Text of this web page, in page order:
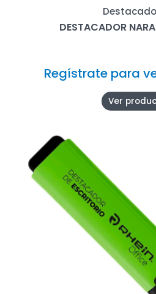
DESTACADOR
Regístrate para
Ver